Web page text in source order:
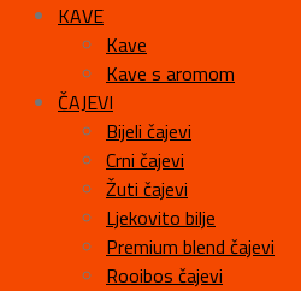
KAVE
Kave
Kave s aromom
ČAJEVI
Bijeli čajevi
Crni čajevi
Žuti čajevi
Ljekovito bilje
Premium blend čajevi
Rooibos čajevi